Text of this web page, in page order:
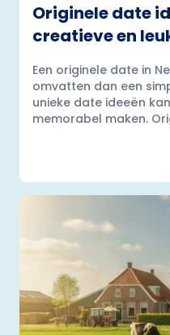
Originele date
creatieve en
Een originele date in
omvatten dan een
unieke date ideeën
memorabel maken.